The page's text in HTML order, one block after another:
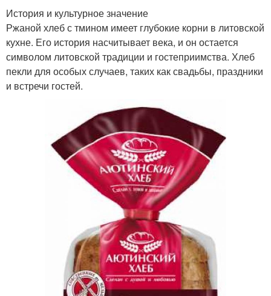
История и культурное значение
Ржаной хлеб с тмином имеет глубокие корни в литовской
кухне. Его история насчитывает века, и он остается
символом литовской традиции и гостеприимства. Хлеб
пекли для особых случаев, таких как свадьбы, праздники
и встречи гостей.